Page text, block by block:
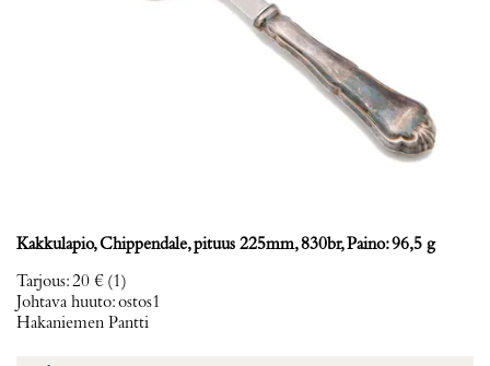
Kakkulapio, Chippendale, pituus 225mm, 830br, Paino: 96,5 g
Tarjous:20 € (1)
Johtava huuto:ostos1
Hakaniemen Pantti